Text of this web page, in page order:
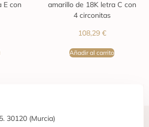
E con
amarillo de 18K letra C con
4 circonitas
108,29 €
Añadir al carrito
30120 (Murcia)